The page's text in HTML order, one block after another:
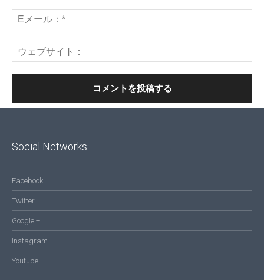
Social Networks
Facebook
Twitter
Google +
Instagram
Youtube